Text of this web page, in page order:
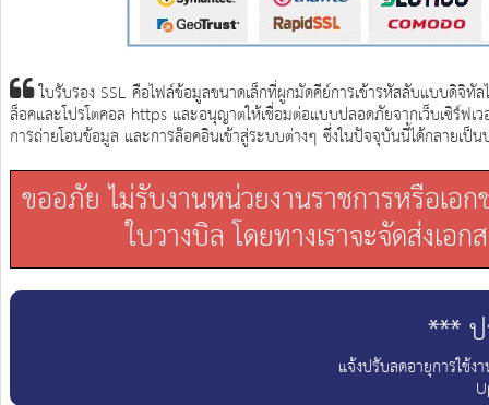
ใบรับรอง SSL คือไฟล์ข้อมูลขนาดเล็กที่ผูกมัดคีย์การเข้ารหัสลับแบบดิจิทัล
ล็อคและโปรโตคอล https และอนุญาตให้เชื่อมต่อแบบปลอดภัยจากเว็บเซิร์ฟเ
การถ่ายโอนข้อมูล และการล๊อคอินเข้าสู่ระบบต่างๆ ซึ่งในปัจจุบันนี้ได้กลายเ
ขออภัย ไม่รับงานหน่วยงานราชการหรือเอ
ใบวางบิล โดยทางเราจะจัดส่งเ
***
แจ้งปรับลดอายุการใช้